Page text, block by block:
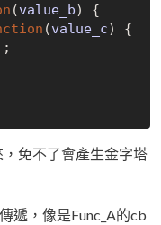
(value_b) {
(value_c) {
，免不了會產生金字塔
遞，像是Func_A的cb